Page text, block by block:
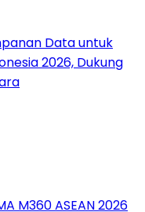
Data untuk
2026, Dukung
M360 ASEAN 2026